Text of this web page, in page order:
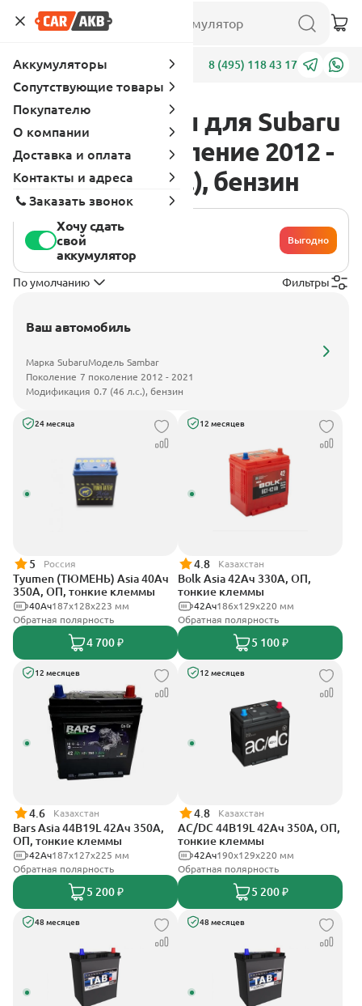
Адреса 8 (495) 118 43 17
Аккумуляторы для Subaru
Sambar 7 поколение 2012 -
2021 0.7 (46 л.с.), бензин
Хочу сдать
свой
аккумулятор
Выгодно
По умолчанию Фильтры
Ваш автомобиль
Марка SubaruМодель Sambar
Поколение 7 поколение 2012 - 2021
Модификация 0.7 (46 л.с.), бензин
24 месяца
5 Россия
Tyumen (ТЮМЕНЬ) Asia 40Ач
350А, ОП, тонкие клеммы
187х128х223 мм
40Ач
Обратная полярность
4 700 ₽
12 месяцев
4.8 Казахстан
Bolk Asia 42Ач 330А, ОП,
тонкие клеммы
186х129х220 мм
42Ач
Обратная полярность
5 100 ₽
12 месяцев
4.6 Казахстан
Bars Asia 44B19L 42Ач 350А,
ОП, тонкие клеммы
187x127x225 мм
42Ач
Обратная полярность
5 200 ₽
12 месяцев
4.8 Казахстан
AC/DC 44B19L 42Ач 350А, ОП,
тонкие клеммы
190x129x220 мм
42Ач
Обратная полярность
5 200 ₽
48 месяцев 48 месяцев
Аккумуляторы
Сопутствующие товары
Покупателю
О компании
Доставка и оплата
Контакты и адреса
Заказать звонок